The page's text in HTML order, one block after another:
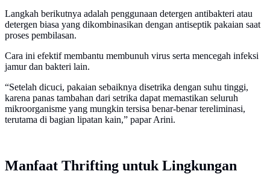
Langkah berikutnya adalah penggunaan detergen antibakteri atau
detergen biasa yang dikombinasikan dengan antiseptik pakaian saat
proses pembilasan.
Cara ini efektif membantu membunuh virus serta mencegah infeksi
jamur dan bakteri lain.
“Setelah dicuci, pakaian sebaiknya disetrika dengan suhu tinggi,
karena panas tambahan dari setrika dapat memastikan seluruh
mikroorganisme yang mungkin tersisa benar-benar tereliminasi,
terutama di bagian lipatan kain,” papar Arini.
Manfaat Thrifting untuk Lingkungan